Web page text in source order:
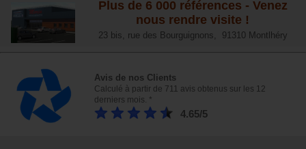
Plus de 6 000 références - Venez
nous rendre visite !
23 bis, rue des Bourguignons, 91310 Montlhéry
Avis de nos Clients
Calculé à partir de 711 avis obtenus sur les 12
derniers mois. *
4.65/5